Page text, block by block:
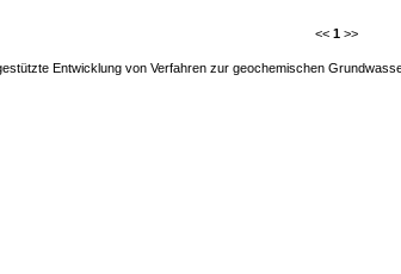
<< 1 >>
Entwicklung von Verfahren zur geochemischen